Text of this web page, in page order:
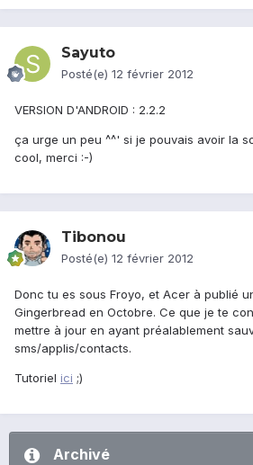
Sayuto
Posté(e) 12 février 2012
VERSION D'ANDROID : 2.2.2
ça urge un peu ^^' si je pouvais avoir la
cool, merci :-)
Tibonou
Posté(e) 12 février 2012
Donc tu es sous Froyo, et Acer à publié
Gingerbread en Octobre. Ce que je te
mettre à jour en ayant préalablement
sms/applis/contacts.
Tutoriel ici ;)
Archivé